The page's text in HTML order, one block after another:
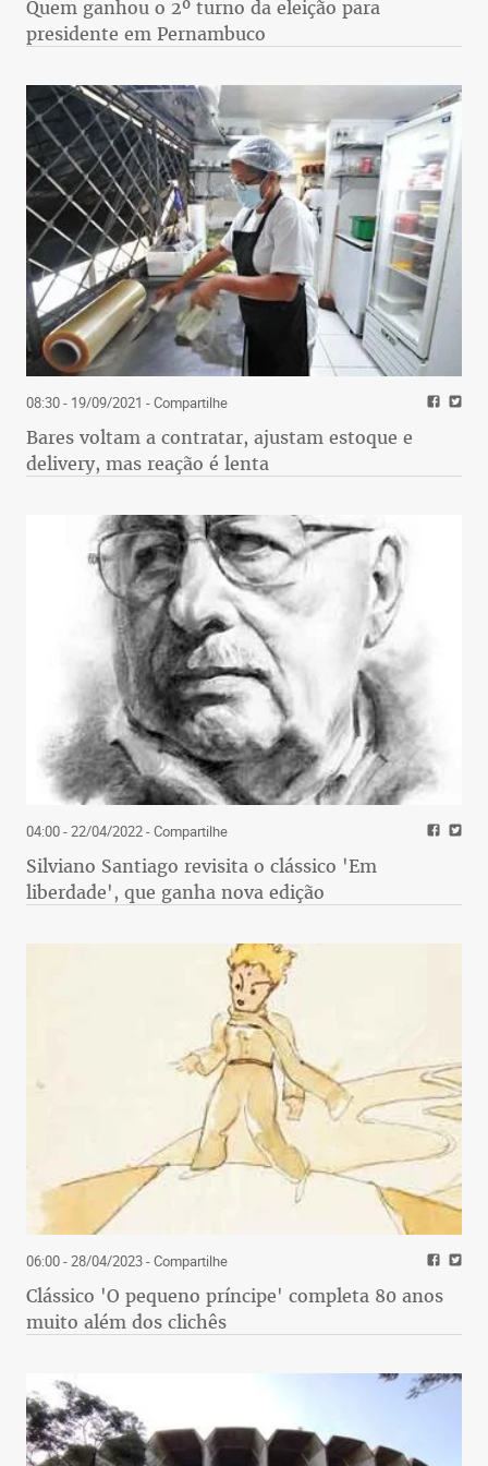
utilização na alimentação de gado, fonte de energia
reconhece o pesquisador.
DESENVOLVIMENTO
O diretor de Ciência, Tecnologia e Inovação da
Fapemig, Paulo Beirão, disse que a utilização do
fruto em outros setores, além do alimentício, é um
exemplo da aplicação de conhecimento originado
de pesquisa gerando novas oportunidades para o
desenvolvimento econômico e social de uma
região. "Novos negócios poderão ser criados a
partir dessa tecnologia, e a dimensão que eles
mundo é o limite!", pontua.
Silva destaca, ainda, a importância da
cadeia da
para a região de Maria da Fé. De
acordo com o pesquisador, hoje são cerca de 1
milhão de plantas, 2 mil hectares plantados, cerca
de 60 marcas comerciais de azeite, uma produção
em 2018 de 800 mil quilos de azeitonas, das quais
foram extraídos 80 mil litros de azeite. “Além
disso, estamos trabalhando outras possibilidades
de exploração da olivicultura, como azeitonas em
conserva, folhas da oliveira, artesanato com a
madeira da oliveira e cosméticos começam a se
desenvolver e toda essa cadeia tem movimentado a
benefícios econômicos, sociais e culturais
produção de azeite teve uma queda vertiginosa em
2019, de 80 para 20 mil litros. Entretanto as
expectativas para o próximo ano são bem melhores
e de que sejam retomados os números registrados
Quem ganhou o 2º turno da eleição para
presidente em Pernambuco
08:30 - 19/09/2021 - Compartilhe
Bares voltam a contratar, ajustam estoque e
delivery, mas reação é lenta
04:00 - 22/04/2022- Compartilhe
Silviano Santiago revisita o clássico 'Em
liberdade', que ganha nova edição
06:00 - 28/04/2023- Compartilhe
Clássico 'O pequeno príncipe' completa 80 anos
muito além dos clichês